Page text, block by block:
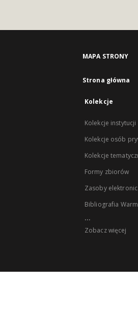
MAPA STRONY
Strona główna
Kolekcje
Kolekcje instytucji
Kolekcje osób
Kolekcje
Formy zbiorów
Zasoby
Bibliografia
...
Zobacz więcej